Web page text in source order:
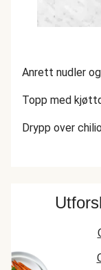
Anrett nudler
Topp med
Drypp over